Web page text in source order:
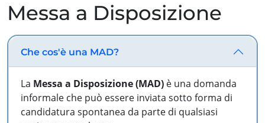
Messa a Disposizione
Che cos'è una MAD?
La Messa a Disposizione (MAD) è una domanda
informale che può essere inviata sotto forma di
candidatura spontanea da parte di qualsiasi